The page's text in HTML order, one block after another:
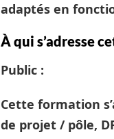
adaptés en
À qui s’adresse
Public :
Cette formation
de projet / pôle,